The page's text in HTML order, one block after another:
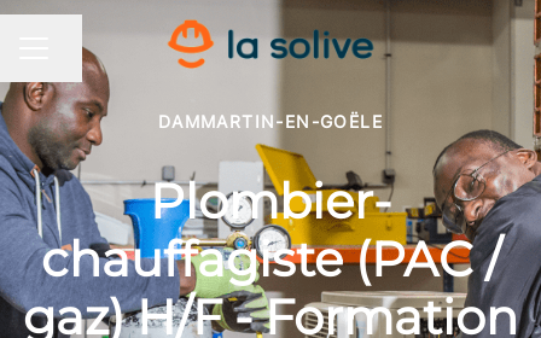
MENU CARRIÈRE
Partager la page
DAMMARTIN-EN-GOËLE
Plombier-
chauffagiste (PAC /
gaz) H/F - Formation